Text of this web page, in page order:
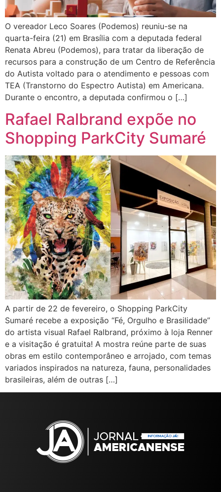
O vereador Leco Soares (Podemos) reuniu-se na
quarta-feira (21) em Brasília com a deputada federal
Renata Abreu (Podemos), para tratar da liberação de
recursos para a construção de um Centro de Referência
do Autista voltado para o atendimento e pessoas com
TEA (Transtorno do Espectro Autista) em Americana.
Durante o encontro, a deputada confirmou o […]
Rafael Ralbrand expõe no
Shopping ParkCity Sumaré
A partir de 22 de fevereiro, o Shopping ParkCity
Sumaré recebe a exposição “Fé, Orgulho e Brasilidade”
do artista visual Rafael Ralbrand, próximo à loja Renner
e a visitação é gratuita! A mostra reúne parte de suas
obras em estilo contemporâneo e arrojado, com temas
variados inspirados na natureza, fauna, personalidades
brasileiras, além de outras […]